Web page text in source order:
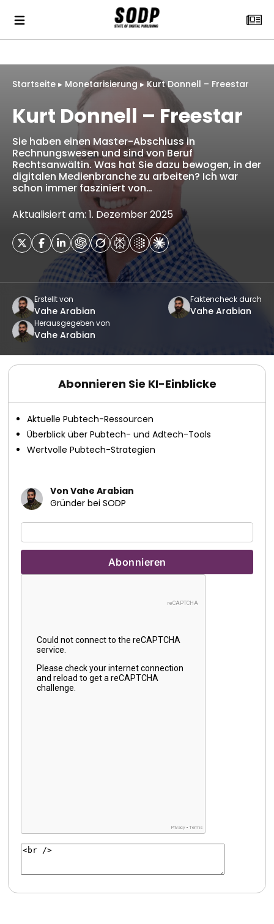
Startseite ▸ Monetarisierung▸Kurt Donnell – Freestar
Kurt Donnell – Freestar
Sie haben einen Master-Abschluss in
Rechnungswesen und sind von Beruf
Rechtsanwältin. Was hat Sie dazu bewogen, in der
digitalen Medienbranche zu arbeiten? Ich war
schon immer fasziniert von…
Aktualisiert am: 1. Dezember 2025
Erstellt von
Vahe Arabian
Faktencheck durch
Vahe Arabian
Herausgegeben von
Vahe Arabian
Abonnieren Sie KI-Einblicke
Aktuelle Pubtech-Ressourcen
Überblick über Pubtech- und Adtech-Tools
Wertvolle Pubtech-Strategien
Von Vahe Arabian
Gründer bei SODP